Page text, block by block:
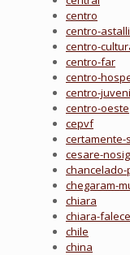
centro
centro-astalli
centro-
centro-far
centro-
centro-
centro-oeste
cepvf
certamente-
cesare-
chancelado-
chegaram-
chiara
chiara-
chile
china